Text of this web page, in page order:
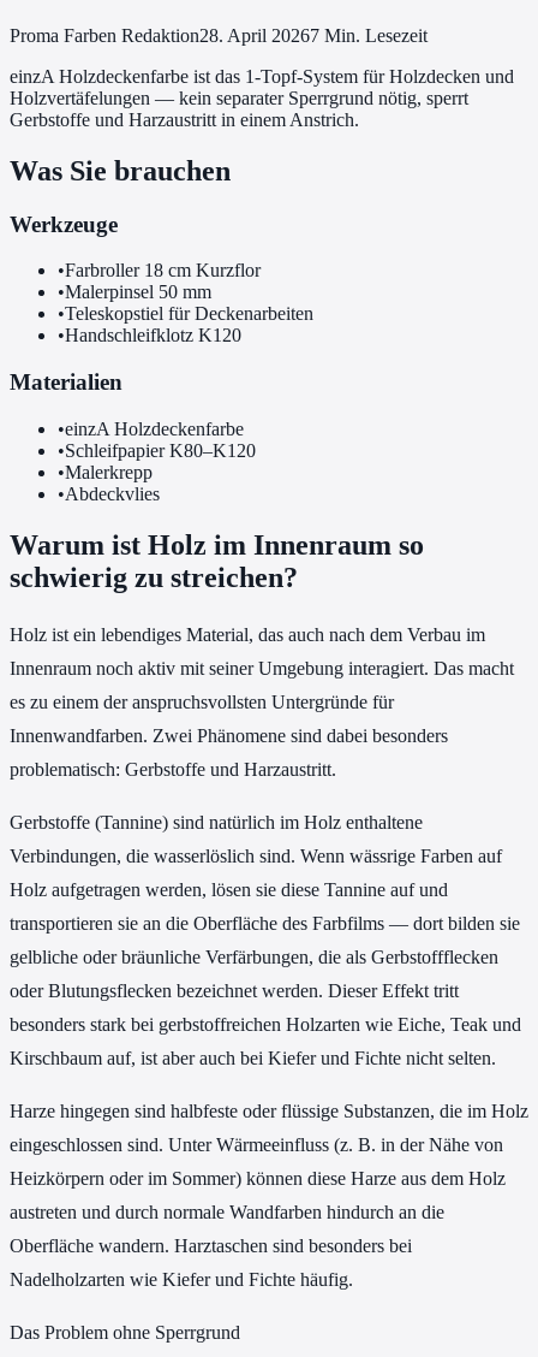
Proma Farben Redaktion28. April 20267 Min. Lesezeit
einzA Holzdeckenfarbe ist das 1-Topf-System für Holzdecken und
Holzvertäfelungen — kein separater Sperrgrund nötig, sperrt
Gerbstoffe und Harzaustritt in einem Anstrich.
Was Sie brauchen
Werkzeuge
•Farbroller 18 cm Kurzflor
•Malerpinsel 50 mm
•Teleskopstiel für Deckenarbeiten
•Handschleifklotz K120
Materialien
•einzA Holzdeckenfarbe
•Schleifpapier K80–K120
•Malerkrepp
•Abdeckvlies
Warum ist Holz im Innenraum so
schwierig zu streichen?
Holz ist ein lebendiges Material, das auch nach dem Verbau im
Innenraum noch aktiv mit seiner Umgebung interagiert. Das macht
es zu einem der anspruchsvollsten Untergründe für
Innenwandfarben. Zwei Phänomene sind dabei besonders
problematisch: Gerbstoffe und Harzaustritt.
Gerbstoffe (Tannine) sind natürlich im Holz enthaltene
Verbindungen, die wasserlöslich sind. Wenn wässrige Farben auf
Holz aufgetragen werden, lösen sie diese Tannine auf und
transportieren sie an die Oberfläche des Farbfilms — dort bilden sie
gelbliche oder bräunliche Verfärbungen, die als Gerbstoffflecken
oder Blutungsflecken bezeichnet werden. Dieser Effekt tritt
besonders stark bei gerbstoffreichen Holzarten wie Eiche, Teak und
Kirschbaum auf, ist aber auch bei Kiefer und Fichte nicht selten.
Harze hingegen sind halbfeste oder flüssige Substanzen, die im Holz
eingeschlossen sind. Unter Wärmeeinfluss (z. B. in der Nähe von
Heizkörpern oder im Sommer) können diese Harze aus dem Holz
austreten und durch normale Wandfarben hindurch an die
Oberfläche wandern. Harztaschen sind besonders bei
Nadelholzarten wie Kiefer und Fichte häufig.
Das Problem ohne Sperrgrund